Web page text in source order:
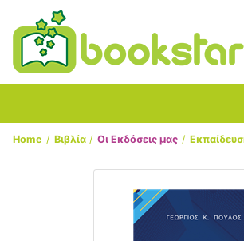
Home Βιβλία Οι Εκδόσεις μας